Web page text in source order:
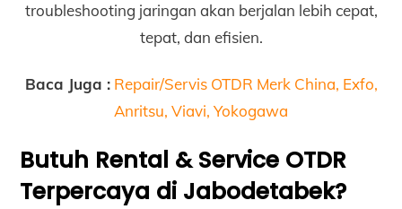
troubleshooting jaringan akan berjalan lebih cepat,
tepat, dan efisien.
Baca Juga : Repair/Servis OTDR Merk China, Exfo,
Anritsu, Viavi, Yokogawa
Butuh Rental & Service OTDR
Terpercaya di Jabodetabek?